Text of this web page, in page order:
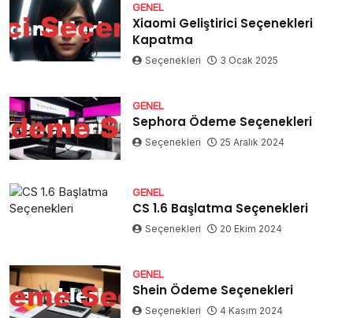
GENEL
Xiaomi Geliştirici Seçenekleri
Kapatma
Seçenekleri 3 Ocak 2025
GENEL
Sephora Ödeme Seçenekleri
Seçenekleri 25 Aralık 2024
GENEL
CS 1.6 Başlatma Seçenekleri
Seçenekleri 20 Ekim 2024
GENEL
Shein Ödeme Seçenekleri
Seçenekleri 4 Kasım 2024